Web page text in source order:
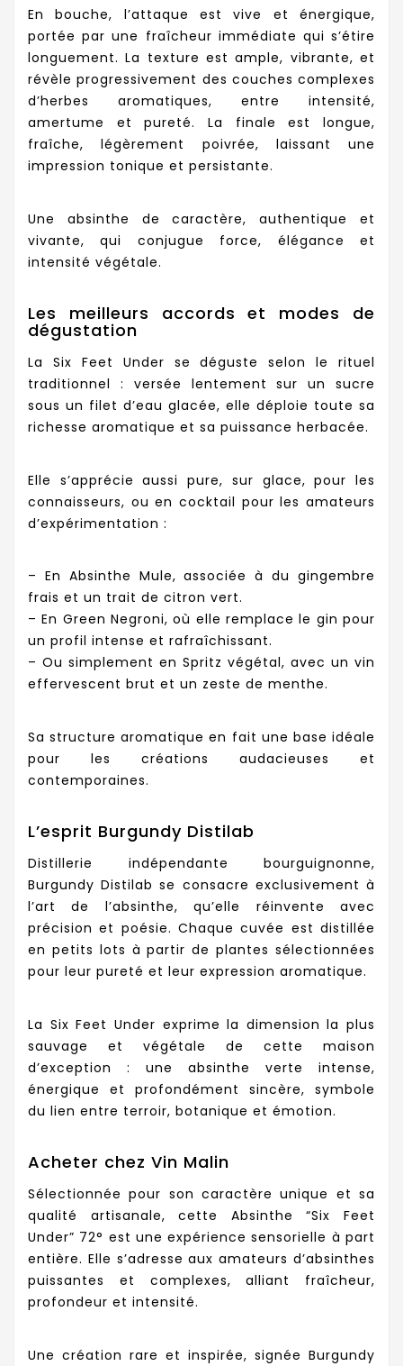
En bouche, l’attaque est vive et énergique,
portée par une fraîcheur immédiate qui s’étire
longuement. La texture est ample, vibrante, et
révèle progressivement des couches complexes
d’herbes aromatiques, entre intensité,
amertume et pureté. La finale est longue,
fraîche, légèrement poivrée, laissant une
impression tonique et persistante.
Une absinthe de caractère, authentique et
vivante, qui conjugue force, élégance et
intensité végétale.
Les meilleurs accords et modes de
dégustation
La Six Feet Under se déguste selon le rituel
traditionnel : versée lentement sur un sucre
sous un filet d’eau glacée, elle déploie toute sa
richesse aromatique et sa puissance herbacée.
Elle s’apprécie aussi pure, sur glace, pour les
connaisseurs, ou en cocktail pour les amateurs
d’expérimentation :
– En Absinthe Mule, associée à du gingembre
frais et un trait de citron vert.
– En Green Negroni, où elle remplace le gin pour
un profil intense et rafraîchissant.
– Ou simplement en Spritz végétal, avec un vin
effervescent brut et un zeste de menthe.
Sa structure aromatique en fait une base idéale
pour les créations audacieuses et
contemporaines.
L’esprit Burgundy Distilab
Distillerie indépendante bourguignonne,
Burgundy Distilab se consacre exclusivement à
l’art de l’absinthe, qu’elle réinvente avec
précision et poésie. Chaque cuvée est distillée
en petits lots à partir de plantes sélectionnées
pour leur pureté et leur expression aromatique.
La Six Feet Under exprime la dimension la plus
sauvage et végétale de cette maison
d’exception : une absinthe verte intense,
énergique et profondément sincère, symbole
du lien entre terroir, botanique et émotion.
Acheter chez Vin Malin
Sélectionnée pour son caractère unique et sa
qualité artisanale, cette Absinthe “Six Feet
Under” 72° est une expérience sensorielle à part
entière. Elle s’adresse aux amateurs d’absinthes
puissantes et complexes, alliant fraîcheur,
profondeur et intensité.
Une création rare et inspirée, signée Burgundy